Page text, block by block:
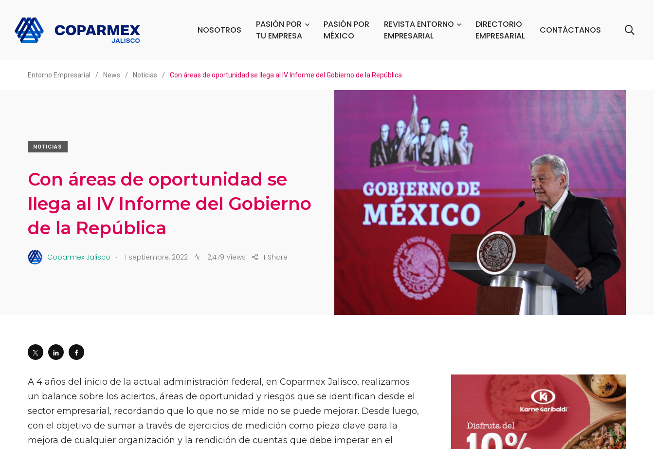
NOSOTROS
PASIÓN POR
TU EMPRESA
PASIÓN POR
MÉXICO
REVISTA ENTORNO
EMPRESARIAL
DIRECTORIO
EMPRESARIAL
CONTÁCTANOS
Entorno Empresarial / News / Noticias / Con áreas de oportunidad se llega al IV Informe del Gobierno de la República
NOTICIAS
Con áreas de oportunidad se
llega al IV Informe del Gobierno
de la República
Coparmex Jalisco . 1 septiembre, 2022 2,479 Views Share
1
A 4 años del inicio de la actual administración federal, en Coparmex Jalisco, realizamos
un balance sobre los aciertos, áreas de oportunidad y riesgos que se identifican desde el
sector empresarial, recordando que lo que no se mide no se puede mejorar. Desde luego,
con el objetivo de sumar a través de ejercicios de medición como pieza clave para la
mejora de cualquier organización y la rendición de cuentas que debe imperar en el